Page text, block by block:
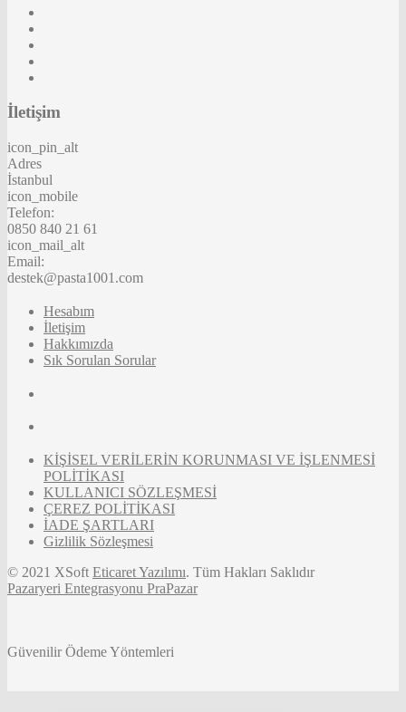
İletişim
icon_pin_alt
Adres
İstanbul
icon_mobile
Telefon:
0850 840 21 61
icon_mail_alt
Email:
destek@pasta1001.com
Hesabım
İletişim
Hakkımızda
Sık Sorulan Sorular
KİŞİSEL VERİLERİN KORUNMASI VE İŞLENMESİ
POLİTİKASI
KULLANICI SÖZLEŞMESİ
ÇEREZ POLİTİKASI
İADE ŞARTLARI
Gizlilik Sözleşmesi
© 2021 XSoft Eticaret Yazılımı. Tüm Hakları Saklıdır
Pazaryeri Entegrasyonu PraPazar
Güvenilir Ödeme Yöntemleri